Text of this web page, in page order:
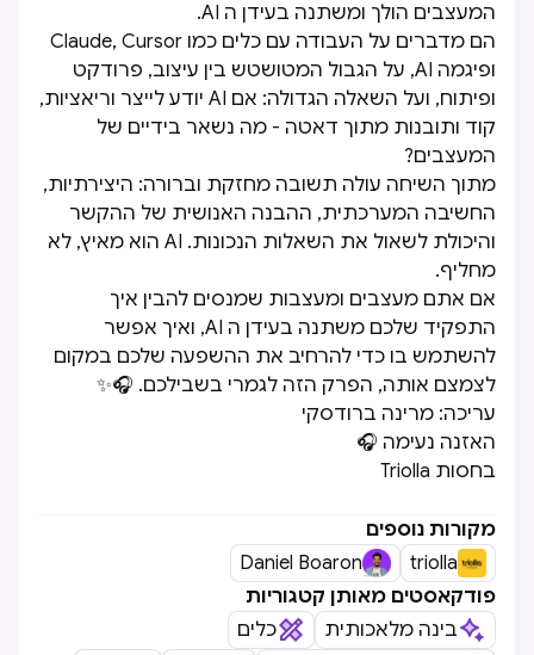
המעצבים הולך ומשתנה בעידן ה AI.
הם מדברים על העבודה עם כלים כמו Claude, Cursor
ופיגמה AI, על הגבול המטושטש בין עיצוב, פרודקט
ופיתוח, ועל השאלה הגדולה: אם AI יודע לייצר וריאציות,
קוד ותובנות מתוך דאטה - מה נשאר בידיים של
המעצבים?
מתוך השיחה עולה תשובה מחזקת וברורה: היצירתיות,
החשיבה המערכתית, ההבנה האנושית של ההקשר
והיכולת לשאול את השאלות הנכונות. AI הוא מאיץ, לא
מחליף.
אם אתם מעצבים ומעצבות שמנסים להבין איך
התפקיד שלכם משתנה בעידן ה AI, ואיך אפשר
להשתמש בו כדי להרחיב את ההשפעה שלכם במקום
לצמצם אותה, הפרק הזה לגמרי בשבילכם. 🎧✨
עריכה: מרינה ברודסקי
האזנה נעימה 🎧
בחסות Triolla
מקורות נוספים
triolla
Daniel Boaron
פודקאסטים מאותן קטגוריות
בינה מלאכותית
כלים